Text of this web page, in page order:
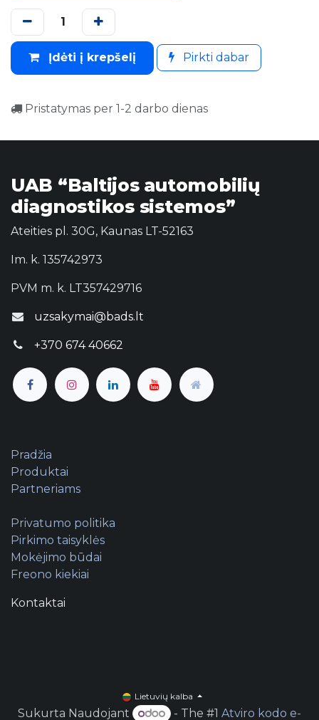
Įdėti į krepšelį Pirkti dabar
Pristatymas per 1-2 darbo dienas
UAB “Baltijos automobilių
diagnostikos sistemos”
Ateities pl. 30G, Kaunas LT-52163
Im. k. 135742973
PVM m. k. LT357429716
uzsakymai@bads.lt
+370 674 40662
Pradžia
Produktai
Partneriams
Privatumo politika
Pirkimo taisyklės
Mokėjimo būdai
Freono kiekiai
Kontaktai
Lietuvių kalba
Sukurta Naudojant - The #1Atviro kodo e-